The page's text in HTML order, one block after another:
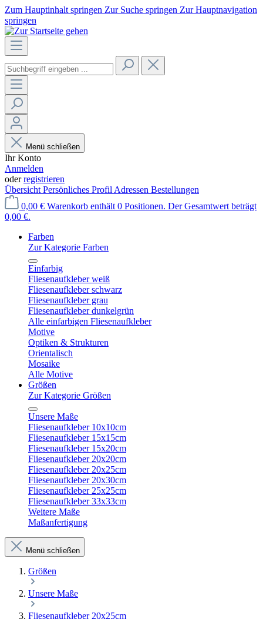
Zum Hauptinhalt springen Zur Suche springen Zur Hauptnavigation
springen
Menü schließen
Ihr Konto
Anmelden
oderregistrieren
Übersicht Persönliches Profil Adressen Bestellungen
0,00 € Warenkorb enthält 0 Positionen. Der Gesamtwert beträgt
0,00 €.
Farben
Zur Kategorie Farben
Einfarbig
Fliesenaufkleber weiß
Fliesenaufkleber schwarz
Fliesenaufkleber grau
Fliesenaufkleber dunkelgrün
Alle einfarbigen Fliesenaufkleber
Motive
Optiken & Strukturen
Orientalisch
Mosaike
Alle Motive
Größen
Zur Kategorie Größen
Unsere Maße
Fliesenaufkleber 10x10cm
Fliesenaufkleber 15x15cm
Fliesenaufkleber 15x20cm
Fliesenaufkleber 20x20cm
Fliesenaufkleber 20x25cm
Fliesenaufkleber 20x30cm
Fliesenaufkleber 25x25cm
Fliesenaufkleber 33x33cm
Weitere Maße
Maßanfertigung
Menü schließen
Größen
Unsere Maße
Fliesenaufkleber 20x25cm